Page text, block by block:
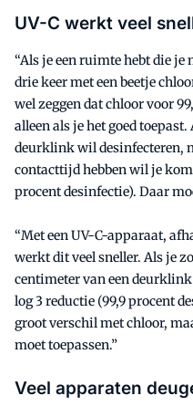
UV-C werkt veel
“Als je een ruimte hebt die
drie keer met een beetje
wel zeggen dat chloor voor
alleen als je het goed
deurklink wil desinfecteren,
contacttijd hebben wil je
procent desinfectie). Daar
“Met een UV-C-apparaat,
werkt dit veel sneller. Als je
centimeter van een
log 3 reductie (99,9 procent
groot verschil met chloor,
moet toepassen.”
Veel apparaten